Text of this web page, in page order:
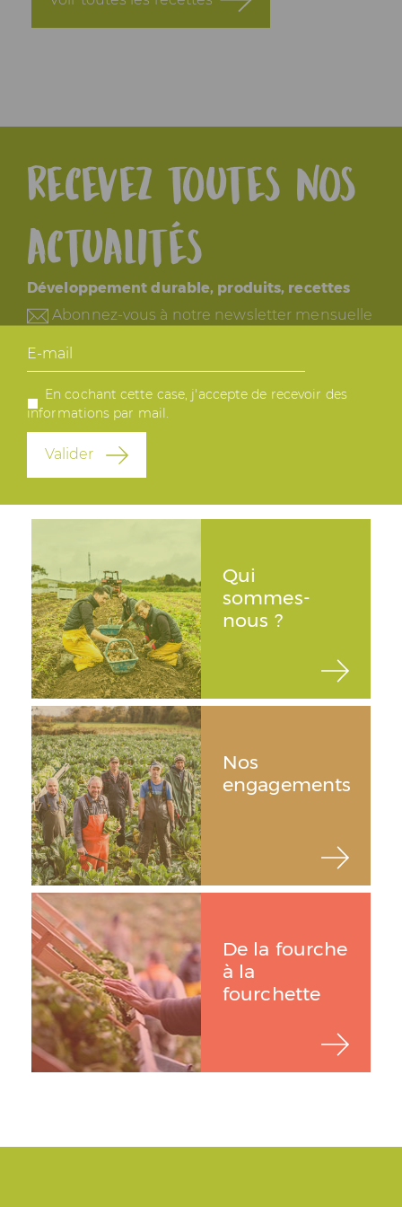
Recevez toutes nos
actualités
Développement durable, produits, recettes
Abonnez-vous à notre newsletter mensuelle
E-
mail
En cochant cette case, j'accepte de recevoir des
informations par mail.
Valider
Qui
sommes-
nous ?
Nos
engagements
De la fourche
à la
fourchette